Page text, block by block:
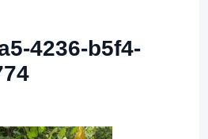
4236-b5f4-